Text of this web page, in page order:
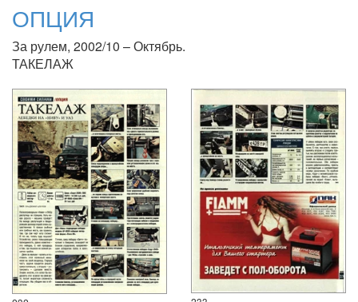
ОПЦИЯ
За рулем, 2002/10 – Октябрь.
ТАКЕЛАЖ